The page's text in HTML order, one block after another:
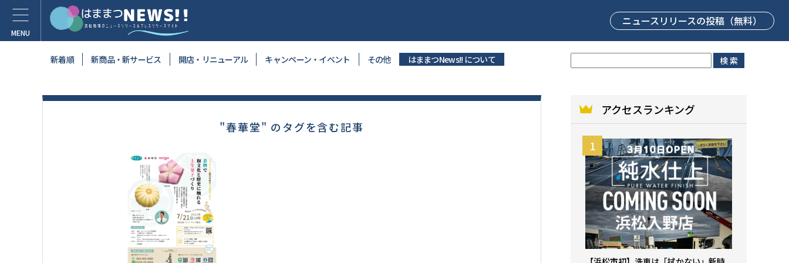
ニュースリリースの投稿（無料）
新着順 新商品・新サービス 開店・リニューアル キャンペーン・イベント その他 はままつNews!! について
"春華堂" のタグを含む記事
アクセスランキング